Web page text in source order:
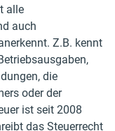
alle
auch
Z.B. kennt
die
oder der
ist seit 2008
das Steuerrecht